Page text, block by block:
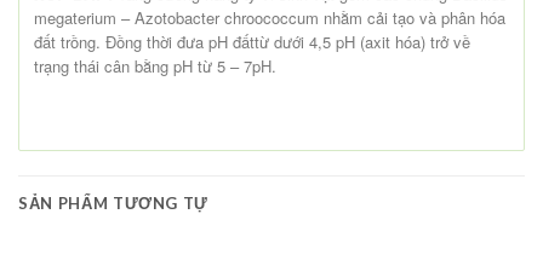
megaterium – Azotobacter chroococcum nhằm cải tạo và phân hóa
đất trồng. Đồng thời đưa pH đấttừ dưới 4,5 pH (axit hóa) trở về
trạng thái cân bằng pH từ 5 – 7pH.
SẢN PHẨM TƯƠNG TỰ